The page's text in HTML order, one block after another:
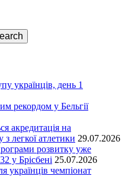
українців, день 1
рекордом у Бельгії
акредитація на
легкої атлетики 29.07.2026
розвитку уже
у Брісбені 25.07.2026
українців чемпіонат